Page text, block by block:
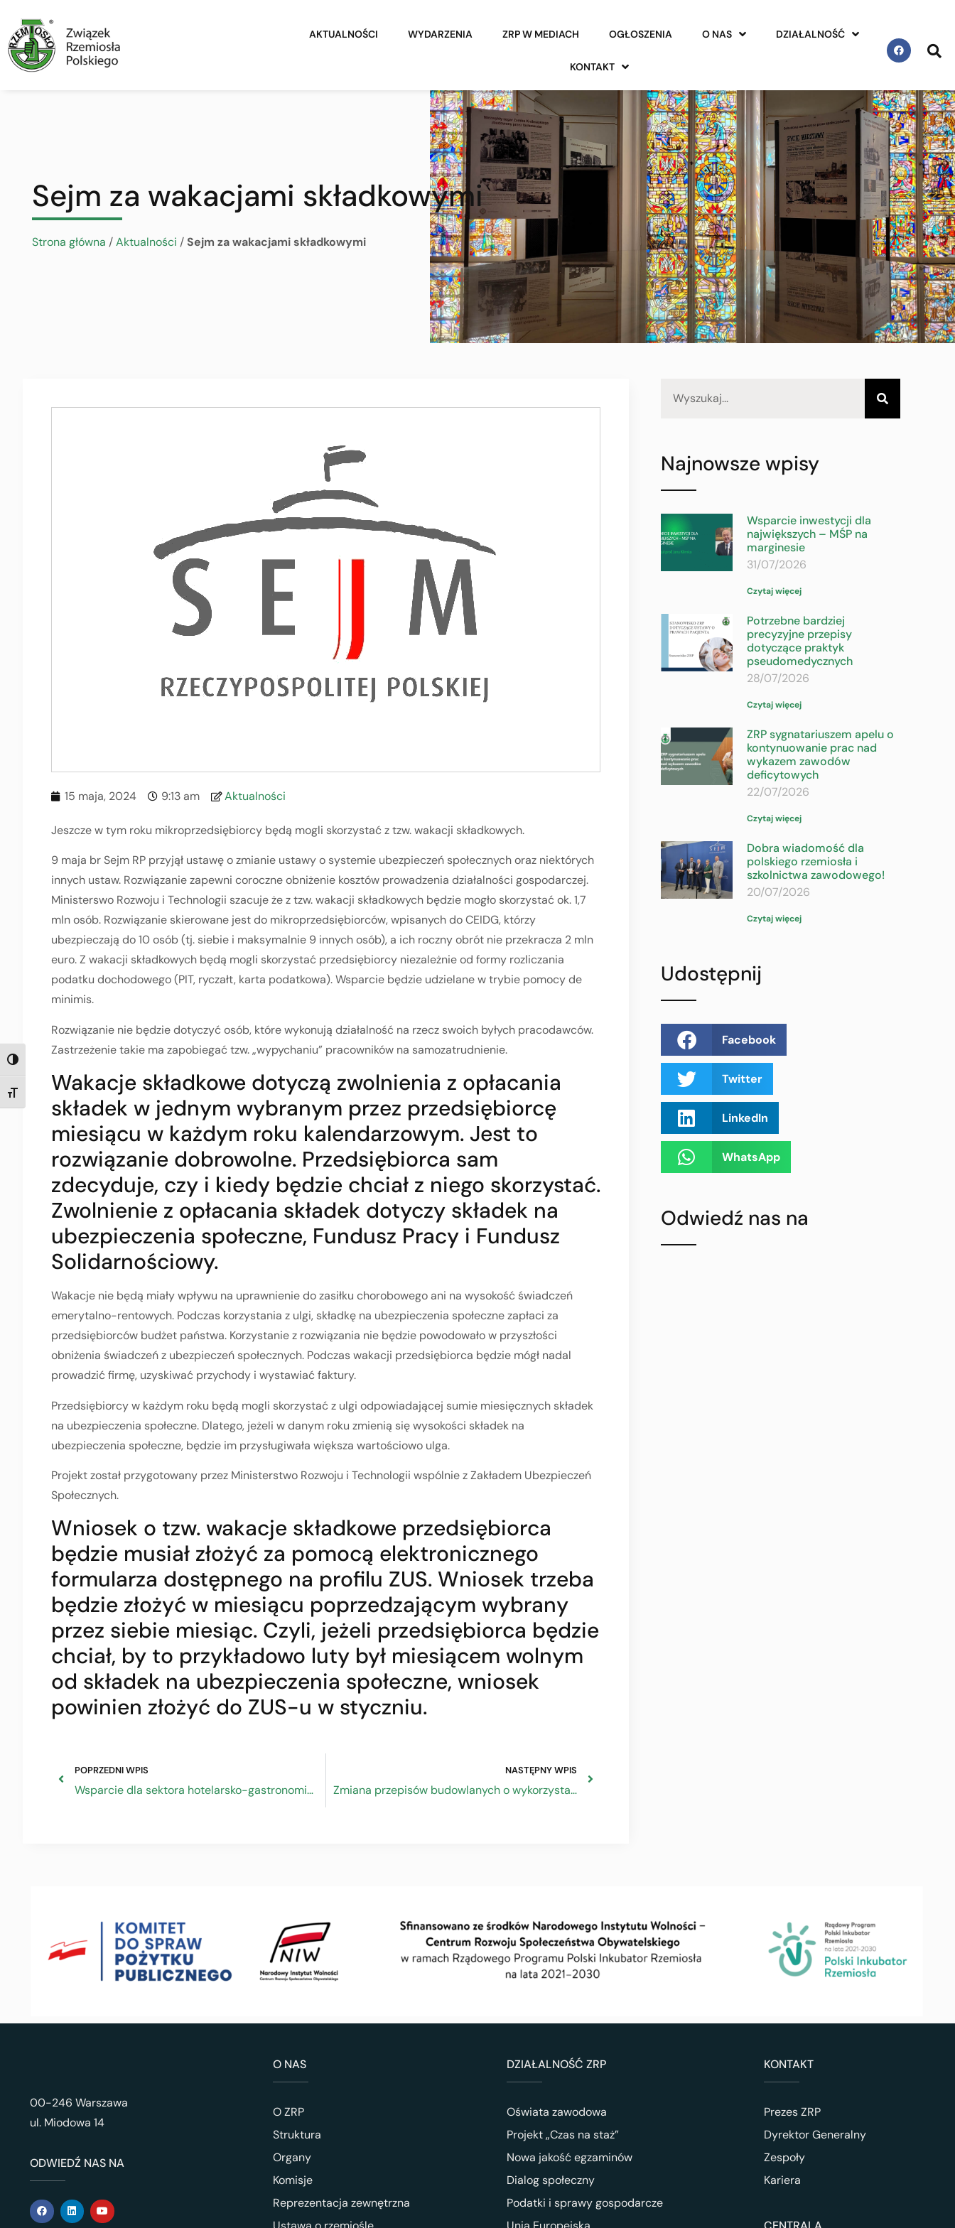
TOGGLE HIGH CONTRAST
TOGGLE FONT SIZE
AKTUALNOŚCI WYDARZENIA ZRP W MEDIACH OGŁOSZENIA O NAS DZIAŁALNOŚĆ
KONTAKT
Sejm za wakacjami składkowymi
Strona główna /Aktualności /Sejm za wakacjami składkowymi
15 maja, 2024 9:13 am Aktualności
Jeszcze w tym roku mikroprzedsiębiorcy będą mogli skorzystać z tzw. wakacji składkowych.
9 maja br Sejm RP przyjął ustawę o zmianie ustawy o systemie ubezpieczeń społecznych oraz niektórych
innych ustaw. Rozwiązanie zapewni coroczne obniżenie kosztów prowadzenia działalności gospodarczej.
Ministerswo Rozwoju i Technologii szacuje że z tzw. wakacji składkowych będzie mogło skorzystać ok. 1,7
mln osób. Rozwiązanie skierowane jest do mikroprzedsiębiorców, wpisanych do CEIDG, którzy
ubezpieczają do 10 osób (tj. siebie i maksymalnie 9 innych osób), a ich roczny obrót nie przekracza 2 mln
euro. Z wakacji składkowych będą mogli skorzystać przedsiębiorcy niezależnie od formy rozliczania
podatku dochodowego (PIT, ryczałt, karta podatkowa). Wsparcie będzie udzielane w trybie pomocy de
minimis.
Rozwiązanie nie będzie dotyczyć osób, które wykonują działalność na rzecz swoich byłych pracodawców.
Zastrzeżenie takie ma zapobiegać tzw. „wypychaniu” pracowników na samozatrudnienie.
Wakacje składkowe dotyczą zwolnienia z opłacania
składek w jednym wybranym przez przedsiębiorcę
miesiącu w każdym roku kalendarzowym. Jest to
rozwiązanie dobrowolne. Przedsiębiorca sam
zdecyduje, czy i kiedy będzie chciał z niego skorzystać.
Zwolnienie z opłacania składek dotyczy składek na
ubezpieczenia społeczne, Fundusz Pracy i Fundusz
Solidarnościowy.
Wakacje nie będą miały wpływu na uprawnienie do zasiłku chorobowego ani na wysokość świadczeń
emerytalno-rentowych. Podczas korzystania z ulgi, składkę na ubezpieczenia społeczne zapłaci za
przedsiębiorców budżet państwa. Korzystanie z rozwiązania nie będzie powodowało w przyszłości
obniżenia świadczeń z ubezpieczeń społecznych. Podczas wakacji przedsiębiorca będzie mógł nadal
prowadzić firmę, uzyskiwać przychody i wystawiać faktury.
Przedsiębiorcy w każdym roku będą mogli skorzystać z ulgi odpowiadającej sumie miesięcznych składek
na ubezpieczenia społeczne. Dlatego, jeżeli w danym roku zmienią się wysokości składek na
ubezpieczenia społeczne, będzie im przysługiwała większa wartościowo ulga.
Projekt został przygotowany przez Ministerstwo Rozwoju i Technologii wspólnie z Zakładem Ubezpieczeń
Społecznych.
Wniosek o tzw. wakacje składkowe przedsiębiorca
będzie musiał złożyć za pomocą elektronicznego
formularza dostępnego na profilu ZUS. Wniosek trzeba
będzie złożyć w miesiącu poprzedzającym wybrany
przez siebie miesiąc. Czyli, jeżeli przedsiębiorca będzie
chciał, by to przykładowo luty był miesiącem wolnym
od składek na ubezpieczenia społeczne, wniosek
powinien złożyć do ZUS-u w styczniu.
POPRZEDNI WPIS
Wsparcie dla sektora hotelarsko-gastronomicznego z Krajowego Programu Odbudowy
NASTĘPNY WPIS
Zmiana przepisów budowlanych o wykorzystaniu elementów drewnianych i usytuowaniu budynków
Najnowsze wpisy
Wsparcie inwestycji dla
największych – MŚP na
marginesie
31/07/2026
Czytaj więcej
Potrzebne bardziej
precyzyjne przepisy
dotyczące praktyk
pseudomedycznych
28/07/2026
Czytaj więcej
ZRP sygnatariuszem apelu o
kontynuowanie prac nad
wykazem zawodów
deficytowych
22/07/2026
Czytaj więcej
Dobra wiadomość dla
polskiego rzemiosła i
szkolnictwa zawodowego!
20/07/2026
Czytaj więcej
Udostępnij
Facebook
Twitter
LinkedIn
WhatsApp
Odwiedź nas na
00-246 Warszawa
ul. Miodowa 14
ODWIEDŹ NAS NA
O NAS
O ZRP
Struktura
Organy
Komisje
Reprezentacja zewnętrzna
DZIAŁALNOŚĆ ZRP
Oświata zawodowa
Projekt „Czas na staż”
Nowa jakość egzaminów
Dialog społeczny
Podatki i sprawy gospodarcze
KONTAKT
Prezes ZRP
Dyrektor Generalny
Zespoły
Kariera